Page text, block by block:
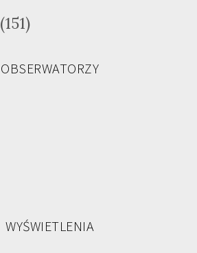
(151)
OBSERWATORZY
WYŚWIETLENIA